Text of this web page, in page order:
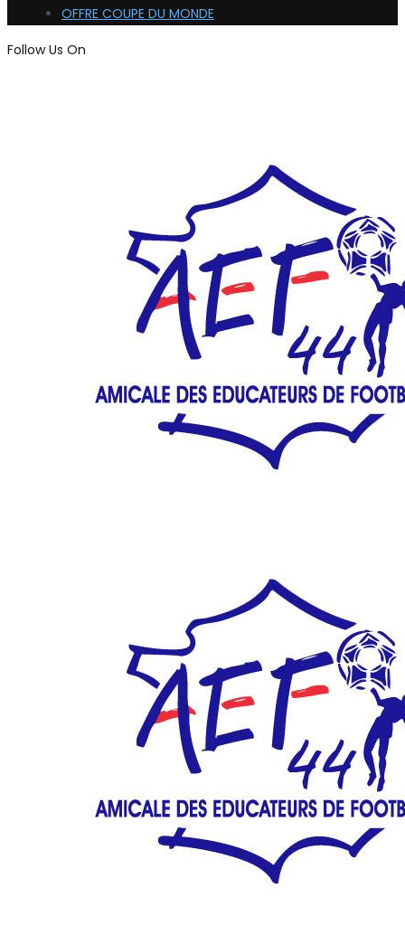
OFFRE COUPE DU MONDE
Follow Us On